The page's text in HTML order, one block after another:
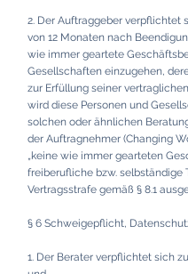
2. Der Auftraggeber verpflichtet
von 12 Monaten nach
wie immer geartete
Gesellschaften einzugehen,
zur Erfüllung seiner
wird diese Personen und
solchen oder ähnlichen
der Auftragnehmer (Changing
„keine wie immer gearteten
freiberufliche bzw. selbständige
Vertragsstrafe gemäß § 8.1
§ 6 Schweigepflicht,
1. Der Berater verpflichtet sich